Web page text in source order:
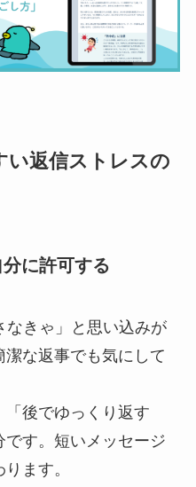
い返信ストレスの
に許可する
なきゃ」と思い込みが
な返事でも気にして
後でゆっくり返す
す。短いメッセージ
ます。